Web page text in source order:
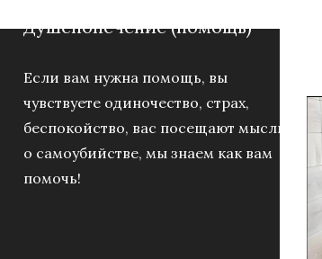
Душепопечение (помощь)
Если вам нужна помощь, вы
чувствуете одиночество, страх,
беспокойство, вас посещают мысли
о самоубийстве, мы знаем как вам
помочь!